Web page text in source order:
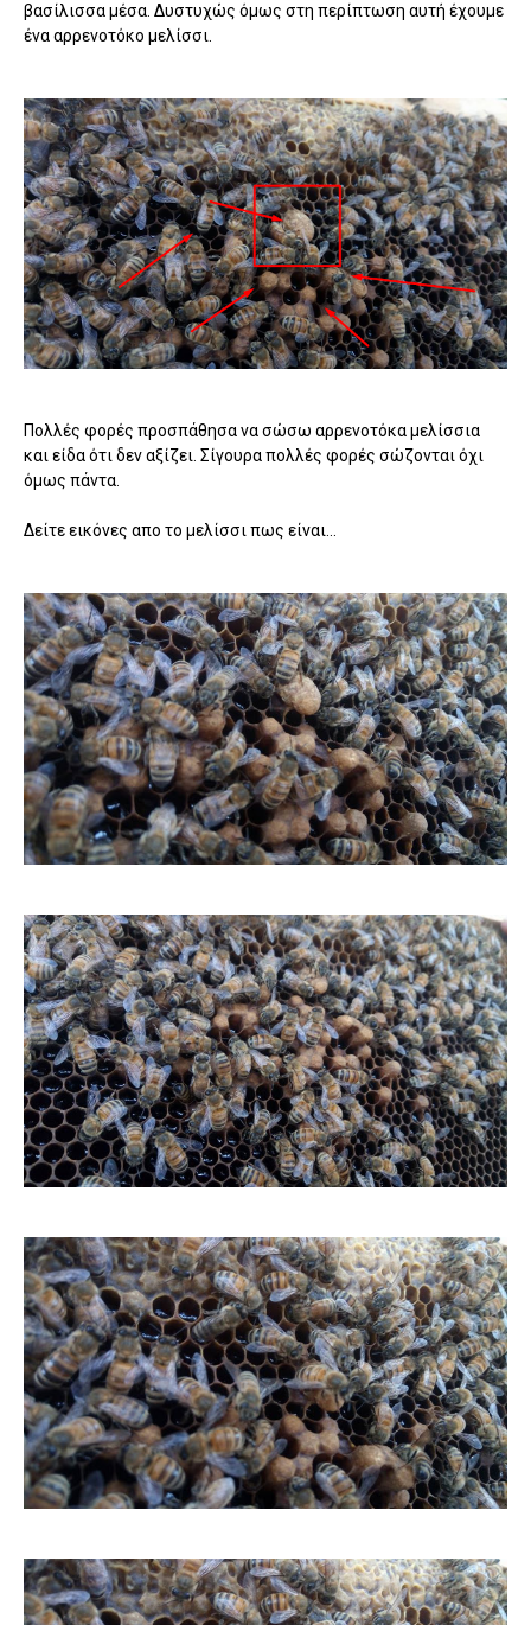
βασίλισσα μέσα. Δυστυχώς όμως στη περίπτωση αυτή έχουμε
ένα αρρενοτόκο μελίσσι.
Πολλές φορές προσπάθησα να σώσω αρρενοτόκα μελίσσια
και είδα ότι δεν αξίζει. Σίγουρα πολλές φορές σώζονται όχι
όμως πάντα.
Δείτε εικόνες απο το μελίσσι πως είναι...